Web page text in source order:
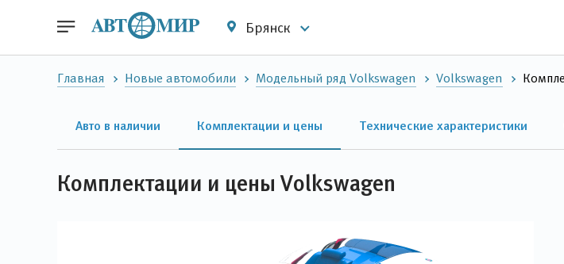
Брянск
Главная Новые автомобили Модельный ряд Volkswagen Volkswagen
Авто в наличии Комплектации и цены Технические характеристики
Комплектации и цены Volkswagen